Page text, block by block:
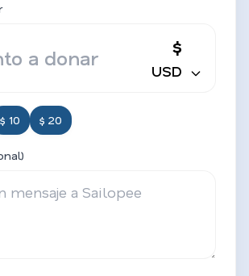
$
USD
$ 10 $ 20